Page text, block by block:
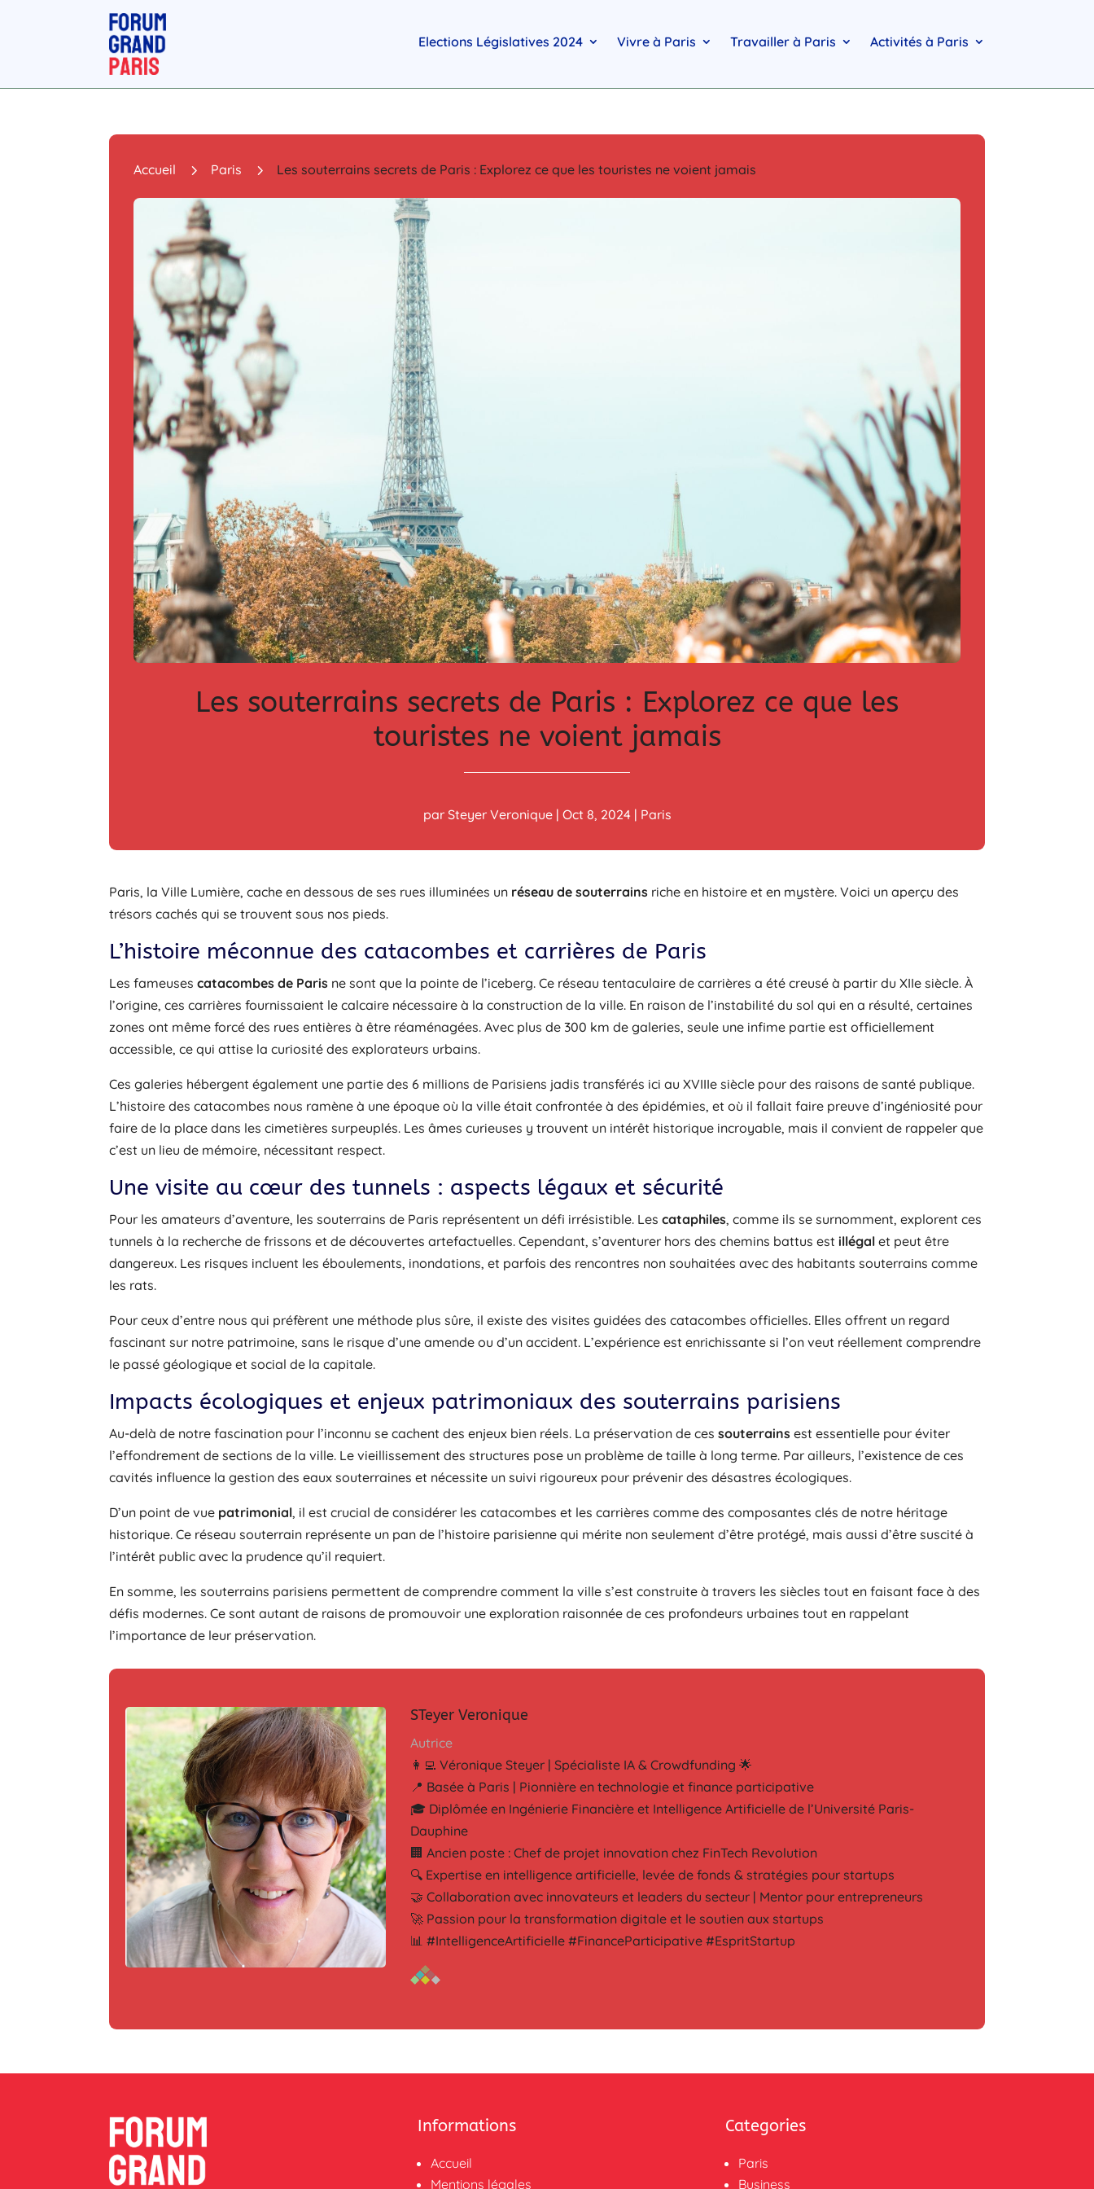
Elections Législatives 2024 Vivre à Paris Travailler à Paris Activités à Paris
Accueil 5 Paris 5 Les souterrains secrets de Paris : Explorez ce que les touristes ne voient jamais
Les souterrains secrets de Paris : Explorez ce que les
touristes ne voient jamais
par Steyer Veronique| Oct 8, 2024| Paris
Paris, la Ville Lumière, cache en dessous de ses rues illuminées un réseau de souterrains riche en histoire et en mystère. Voici un aperçu des
trésors cachés qui se trouvent sous nos pieds.
L’histoire méconnue des catacombes et carrières de Paris
Les fameusescatacombes de Paris ne sont que la pointe de l’iceberg. Ce réseau tentaculaire de carrières a été creusé à partir du XIIe siècle. À
l’origine, ces carrières fournissaient le calcaire nécessaire à la construction de la ville. En raison de l’instabilité du sol qui en a résulté, certaines
zones ont même forcé des rues entières à être réaménagées. Avec plus de 300 km de galeries, seule une infime partie est officiellement
accessible, ce qui attise la curiosité des explorateurs urbains.
Ces galeries hébergent également une partie des 6 millions de Parisiens jadis transférés ici au XVIIIe siècle pour des raisons de santé publique.
L’histoire des catacombes nous ramène à une époque où la ville était confrontée à des épidémies, et où il fallait faire preuve d’ingéniosité pour
faire de la place dans les cimetières surpeuplés. Les âmes curieuses y trouvent un intérêt historique incroyable, mais il convient de rappeler que
c’est un lieu de mémoire, nécessitant respect.
Une visite au cœur des tunnels : aspects légaux et sécurité
Pour les amateurs d’aventure, les souterrains de Paris représentent un défi irrésistible. Lescataphiles, comme ils se surnomment, explorent ces
tunnels à la recherche de frissons et de découvertes artefactuelles. Cependant, s’aventurer hors des chemins battus estillégal et peut être
dangereux. Les risques incluent les éboulements, inondations, et parfois des rencontres non souhaitées avec des habitants souterrains comme
les rats.
Pour ceux d’entre nous qui préfèrent une méthode plus sûre, il existe des visites guidées des catacombes officielles. Elles offrent un regard
fascinant sur notre patrimoine, sans le risque d’une amende ou d’un accident. L’expérience est enrichissante si l’on veut réellement comprendre
le passé géologique et social de la capitale.
Impacts écologiques et enjeux patrimoniaux des souterrains parisiens
Au-delà de notre fascination pour l’inconnu se cachent des enjeux bien réels. La préservation de cessouterrains est essentielle pour éviter
l’effondrement de sections de la ville. Le vieillissement des structures pose un problème de taille à long terme. Par ailleurs, l’existence de ces
cavités influence la gestion des eaux souterraines et nécessite un suivi rigoureux pour prévenir des désastres écologiques.
D’un point de vue patrimonial, il est crucial de considérer les catacombes et les carrières comme des composantes clés de notre héritage
historique. Ce réseau souterrain représente un pan de l’histoire parisienne qui mérite non seulement d’être protégé, mais aussi d’être suscité à
l’intérêt public avec la prudence qu’il requiert.
En somme, les souterrains parisiens permettent de comprendre comment la ville s’est construite à travers les siècles tout en faisant face à des
défis modernes. Ce sont autant de raisons de promouvoir une exploration raisonnée de ces profondeurs urbaines tout en rappelant
l’importance de leur préservation.
STeyer Veronique
Autrice
👩‍💻 Véronique Steyer | Spécialiste IA & Crowdfunding 🌟
📍 Basée à Paris | Pionnière en technologie et finance participative
🎓 Diplômée en Ingénierie Financière et Intelligence Artificielle de l’Université Paris-
Dauphine
🏢 Ancien poste : Chef de projet innovation chez FinTech Revolution
🔍 Expertise en intelligence artificielle, levée de fonds & stratégies pour startups
🤝 Collaboration avec innovateurs et leaders du secteur | Mentor pour entrepreneurs
🚀 Passion pour la transformation digitale et le soutien aux startups
📊 #IntelligenceArtificielle #FinanceParticipative #EspritStartup
Informations
Accueil
Mentions légales
Categories
Paris
Business